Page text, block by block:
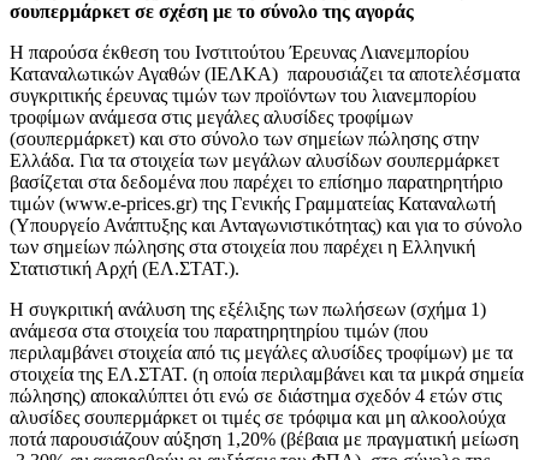
σουπερμάρκετ σε σχέση με το σύνολο της αγοράς
Η παρούσα έκθεση του Ινστιτούτου Έρευνας Λιανεμπορίου
Καταναλωτικών Αγαθών (ΙΕΛΚΑ) παρουσιάζει τα αποτελέσματα
συγκριτικής έρευνας τιμών των προϊόντων του λιανεμπορίου
τροφίμων ανάμεσα στις μεγάλες αλυσίδες τροφίμων
(σουπερμάρκετ) και στο σύνολο των σημείων πώλησης στην
Ελλάδα. Για τα στοιχεία των μεγάλων αλυσίδων σουπερμάρκετ
βασίζεται στα δεδομένα που παρέχει το επίσημο παρατηρητήριο
τιμών (www.e-prices.gr) της Γενικής Γραμματείας Καταναλωτή
(Υπουργείο Ανάπτυξης και Ανταγωνιστικότητας) και για το σύνολο
των σημείων πώλησης στα στοιχεία που παρέχει η Ελληνική
Στατιστική Αρχή (ΕΛ.ΣΤΑΤ.).
Η συγκριτική ανάλυση της εξέλιξης των πωλήσεων (σχήμα 1)
ανάμεσα στα στοιχεία του παρατηρητηρίου τιμών (που
περιλαμβάνει στοιχεία από τις μεγάλες αλυσίδες τροφίμων) με τα
στοιχεία της ΕΛ.ΣΤΑΤ. (η οποία περιλαμβάνει και τα μικρά σημεία
πώλησης) αποκαλύπτει ότι ενώ σε διάστημα σχεδόν 4 ετών στις
αλυσίδες σουπερμάρκετ οι τιμές σε τρόφιμα και μη αλκοολούχα
ποτά παρουσιάζουν αύξηση 1,20% (βέβαια με πραγματική μείωση